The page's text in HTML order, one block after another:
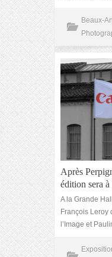
Beaux-
Après
édition sera à
A la Grande
François Leroy
l’Image et